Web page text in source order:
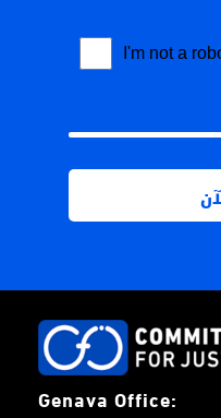
Genava Office: